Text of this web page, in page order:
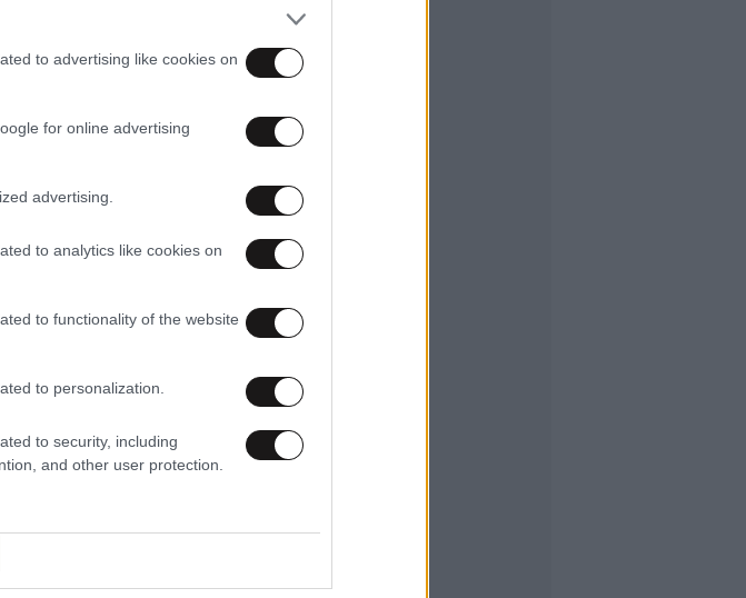
to advertising like cookies on
for online advertising
advertising.
to analytics like cookies on
to functionality of the website
to personalization.
to security, including
and other user protection.